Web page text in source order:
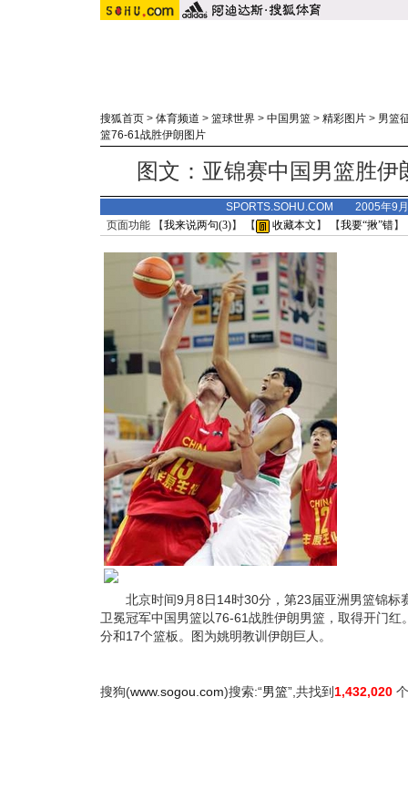
搜狐首页 > 体育频道 > 篮球世界 > 中国男篮 > 精彩图片 > 男篮
篮76-61战胜伊朗图片
图文：亚锦赛中国男篮胜
SPORTS.SOHU.COM 2005年9
页面功能 【我来说两句(3)】 【 收藏本文 】 【我要“揪”错】
北京时间9月8日14时30分，第23届亚洲男篮锦标
卫冕冠军中国男篮以76-61战胜伊朗男篮，取得开门
分和17个篮板。图为姚明教训伊朗巨人。
搜狗(www.sogou.com)搜索:“男篮”,共找到 1,432,020